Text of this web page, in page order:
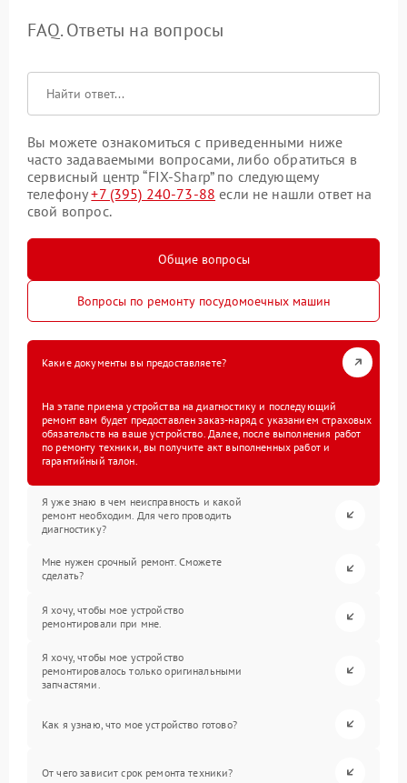
FAQ. Ответы на вопросы
Вы можете ознакомиться с приведенными ниже
часто задаваемыми вопросами, либо обратиться в
сервисный центр “FIX-Sharp” по следующему
телефону+7 (395) 240-73-88 если не нашли ответ на
свой вопрос.
Общие вопросы
Вопросы по ремонту посудомоечных машин
Какие документы вы предоставляете?
На этапе приема устройства на диагностику и последующий
ремонт вам будет предоставлен заказ-наряд с указанием страховых
обязательств на ваше устройство. Далее, после выполнения работ
по ремонту техники, вы получите акт выполненных работ и
гарантийный талон.
Я уже знаю в чем неисправность и какой
ремонт необходим. Для чего проводить
диагностику?
Мне нужен срочный ремонт. Сможете
сделать?
Я хочу, чтобы мое устройство
ремонтировали при мне.
Я хочу, чтобы мое устройство
ремонтировалось только оригинальными
запчастями.
Как я узнаю, что мое устройство готово?
От чего зависит срок ремонта техники?